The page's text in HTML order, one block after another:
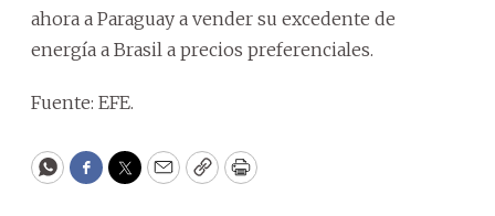
ahora a Paraguay a vender su excedente de
energía a Brasil a precios preferenciales.
Fuente: EFE.
WhatsApp
Facebook
Twitter
EmailCopyPrint